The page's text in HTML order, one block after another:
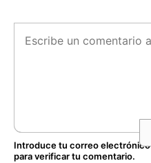
Introduce tu correo electrónico
para verificar tu comentario.